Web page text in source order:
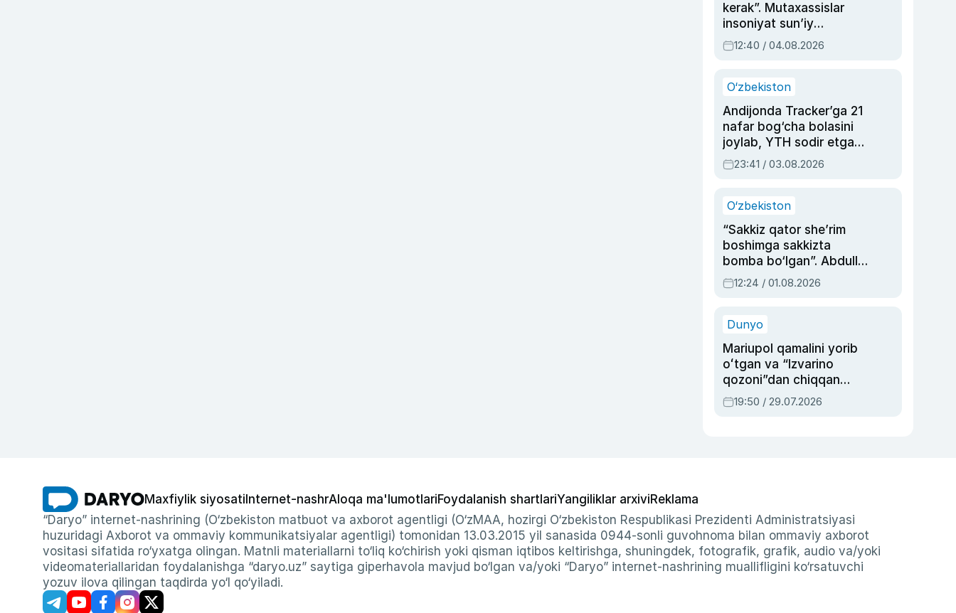
kerak”. Mutaxassislar
insoniyat sun’iy
intellektni boshqara
olmay qolishidan xavotir
12:40 / 04.08.2026
O‘zbekiston
Andijonda Tracker’ga 21
nafar bog‘cha bolasini
joylab, YTH sodir etgan
ayolga sud hukmi o‘qildi
23:41 / 03.08.2026
O‘zbekiston
“Sakkiz qator she’rim
boshimga sakkizta
bomba bo‘lgan”. Abdulla
Oripovni siyosiy
ayblovlardan asrab
12:24 / 01.08.2026
Dunyo
Mariupol qamalini yorib
oʻtgan va “Izvarino
qozoni”dan chiqqan
qahramon — Ukraina
armiyasi bosh
19:50 / 29.07.2026
Maxfiylik siyosati Internet-nashrAloqa ma'lumotlariFoydalanish shartlariYangiliklar arxiviReklama
“Daryo” internet-nashrining (O‘zbekiston matbuot va axborot agentligi (O‘zMAA, hozirgi O‘zbekiston Respublikasi Prezidenti Administratsiyasi
huzuridagi Axborot va ommaviy kommunikatsiyalar agentligi) tomonidan 13.03.2015 yil sanasida 0944-sonli guvohnoma bilan ommaviy axborot
vositasi sifatida ro‘yxatga olingan. Matnli materiallarni to‘liq ko‘chirish yoki qisman iqtibos keltirishga, shuningdek, fotografik, grafik, audio va/yoki
videomateriallaridan foydalanishga “daryo.uz” saytiga giperhavola mavjud bo‘lgan va/yoki “Daryo” internet-nashrining muallifligini ko‘rsatuvchi
yozuv ilova qilingan taqdirda yo‘l qo‘yiladi.